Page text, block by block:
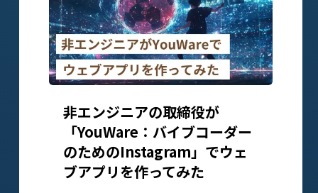
非エンジニアの取締役が
「YouWare：バイブコーダー
のためのInstagram」でウェ
ブアプリを作ってみた